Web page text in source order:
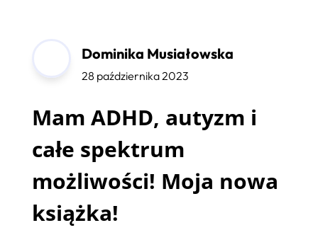
Dominika Musiałowska
28 października 2023
Mam ADHD, autyzm i
całe spektrum
możliwości! Moja nowa
książka!